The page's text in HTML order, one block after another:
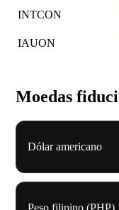
INTCON
IAUON
Moedas
Dólar americano
Peso filipino (PHP)